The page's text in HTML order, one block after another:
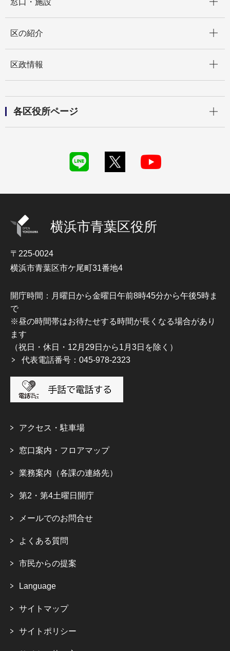
窓口・施設
区の紹介
区政情報
各区役所ページ
横浜市青葉区役所
〒225-0024
横浜市青葉区市ケ尾町31番地4
開庁時間：月曜日から金曜日午前8時45分から午後5時ま
で
※昼の時間帯はお待たせする時間が長くなる場合があり
ます
（祝日・休日・12月29日から1月3日を除く）
代表電話番号：045-978-2323
アクセス・駐車場
窓口案内・フロアマップ
業務案内（各課の連絡先）
第2・第4土曜日開庁
メールでのお問合せ
よくある質問
市民からの提案
Language
サイトマップ
サイトポリシー